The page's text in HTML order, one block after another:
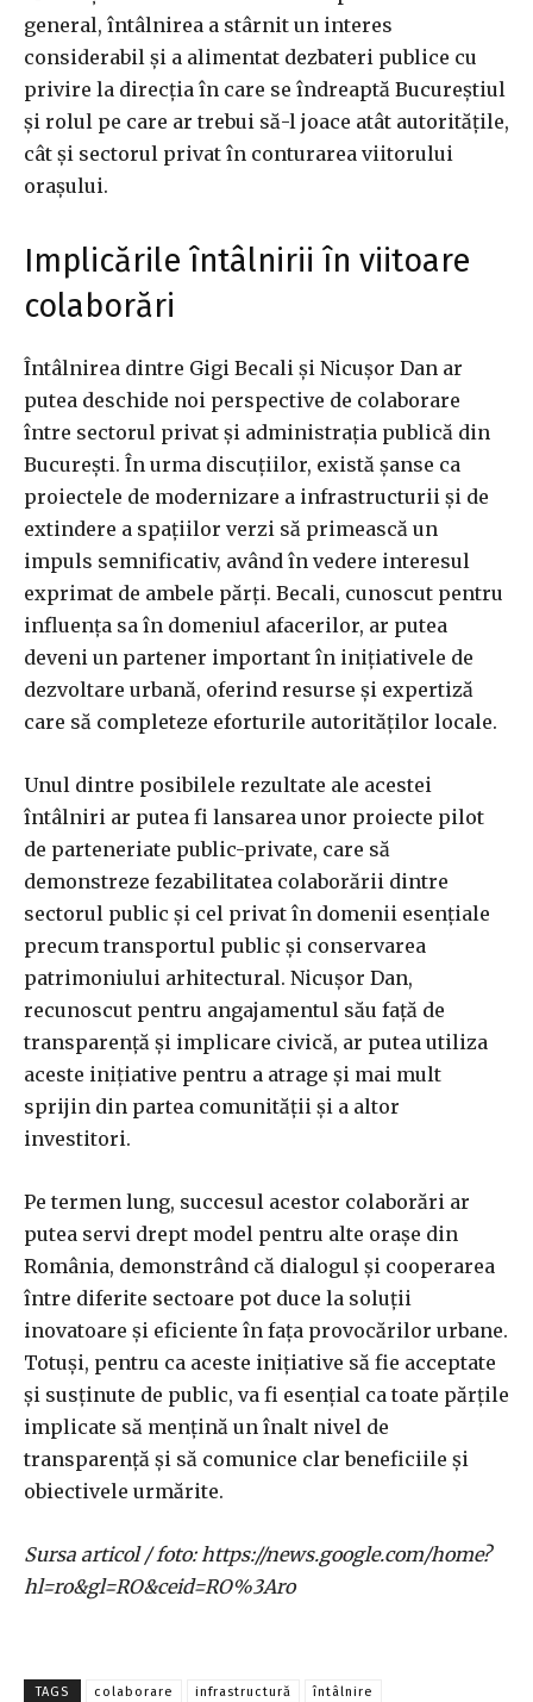
general, întâlnirea a stârnit un interes
considerabil și a alimentat dezbateri publice cu
privire la direcția în care se îndreaptă Bucureștiul
și rolul pe care ar trebui să-l joace atât autoritățile,
cât și sectorul privat în conturarea viitorului
orașului.
Implicările întâlnirii în viitoare
colaborări
Întâlnirea dintre Gigi Becali și Nicușor Dan ar
putea deschide noi perspective de colaborare
între sectorul privat și administrația publică din
București. În urma discuțiilor, există şanse ca
proiectele de modernizare a infrastructurii și de
extindere a spațiilor verzi să primească un
impuls semnificativ, având în vedere interesul
exprimat de ambele părți. Becali, cunoscut pentru
influența sa în domeniul afacerilor, ar putea
deveni un partener important în inițiativele de
dezvoltare urbană, oferind resurse și expertiză
care să completeze eforturile autorităților locale.
Unul dintre posibilele rezultate ale acestei
întâlniri ar putea fi lansarea unor proiecte pilot
de parteneriate public-private, care să
demonstreze fezabilitatea colaborării dintre
sectorul public și cel privat în domenii esențiale
precum transportul public și conservarea
patrimoniului arhitectural. Nicușor Dan,
recunoscut pentru angajamentul său față de
transparență și implicare civică, ar putea utiliza
aceste inițiative pentru a atrage și mai mult
sprijin din partea comunității și a altor
investitori.
Pe termen lung, succesul acestor colaborări ar
putea servi drept model pentru alte orașe din
România, demonstrând că dialogul și cooperarea
între diferite sectoare pot duce la soluții
inovatoare și eficiente în fața provocărilor urbane.
Totuși, pentru ca aceste inițiative să fie acceptate
și susținute de public, va fi esențial ca toate părțile
implicate să mențină un înalt nivel de
transparență și să comunice clar beneficiile și
obiectivele urmărite.
Sursa articol / foto: https://news.google.com/home?
hl=ro&gl=RO&ceid=RO%3Aro
TAGS colaborare infrastructură întâlnire